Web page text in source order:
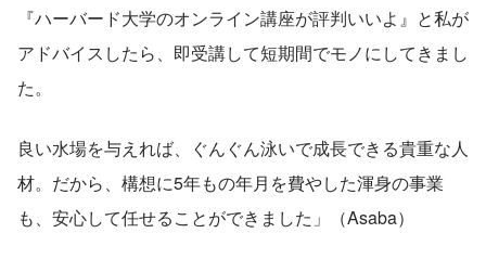
『ハーバード大学のオンライン講座が評判いいよ』と私が
アドバイスしたら、即受講して短期間でモノにしてきまし
た。
良い水場を与えれば、ぐんぐん泳いで成長できる貴重な人
材。だから、構想に5年もの年月を費やした渾身の事業
も、安心して任せることができました」（Asaba）